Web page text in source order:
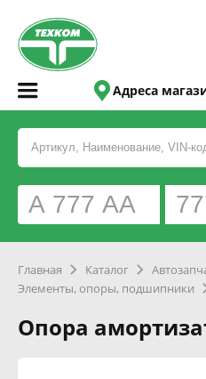
Адреса
Главная Каталог
Элементы, опоры, подшипники
Опора